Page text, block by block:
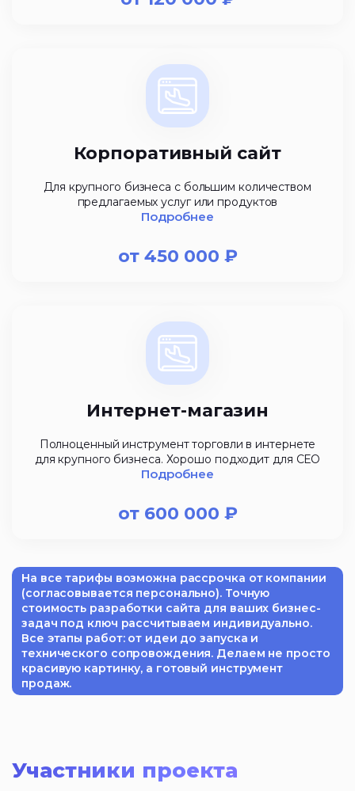
Корпоративный сайт
Для крупного бизнеса с большим количеством
предлагаемых услуг или продуктов
Подробнее
от 450 000 ₽
Интернет-магазин
Полноценный инструмент торговли в интернете
для крупного бизнеса. Хорошо подходит для СЕО
Подробнее
от 600 000 ₽
На все тарифы возможна рассрочка от компании
(согласовывается персонально). Точную
стоимость разработки сайта для ваших бизнес-
задач под ключ рассчитываем индивидуально.
Все этапы работ: от идеи до запуска и
технического сопровождения. Делаем не просто
красивую картинку, а готовый инструмент
продаж.
Участники проекта